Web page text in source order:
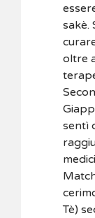
sakè.
oltre
sentì
Tè)